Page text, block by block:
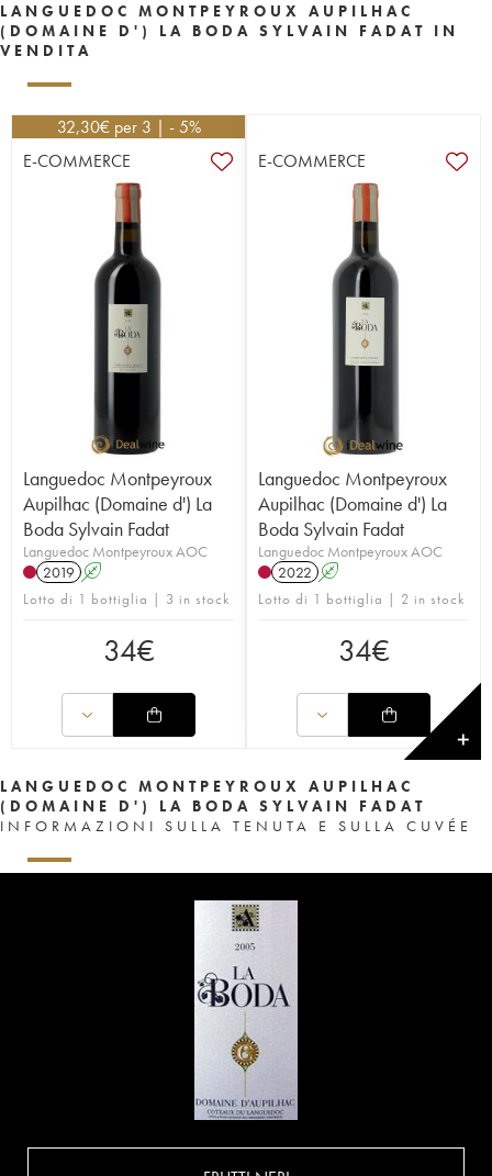
LANGUEDOC MONTPEYROUX AUPILHAC
(DOMAINE D') LA BODA SYLVAIN FADAT IN
VENDITA
32,30€ per 3 | - 5%
E-COMMERCE
Languedoc Montpeyroux
Aupilhac (Domaine d') La
Boda Sylvain Fadat
Languedoc Montpeyroux AOC
2019 A
Lotto di 1 bottiglia | 3 in stock
34€
E-COMMERCE
Languedoc Montpeyroux
Aupilhac (Domaine d') La
Boda Sylvain Fadat
Languedoc Montpeyroux AOC
2022 A
Lotto di 1 bottiglia | 2 in stock
34€
✕
LANGUEDOC MONTPEYROUX AUPILHAC
(DOMAINE D') LA BODA SYLVAIN FADAT
INFORMAZIONI SULLA TENUTA E SULLA CUVÉE